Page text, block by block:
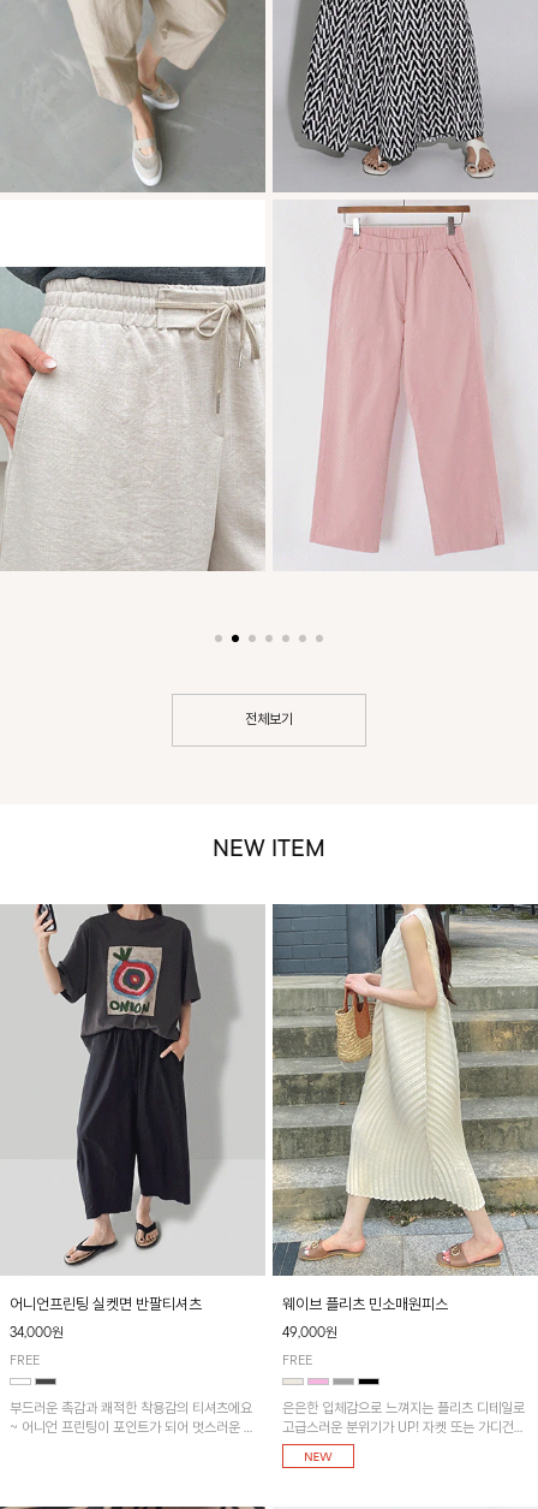
전체보기
NEW ITEM
어니언프린팅 실켓면 반팔티셔츠
34,000원
FREE
부드러운 촉감과 쾌적한 착용감의 티셔츠에요
~ 어니언 프린팅이 포인트가 되어 멋스러운 아
웨이브 플리츠 민소매원피스
49,000원
FREE
은은한 입체감으로 느껴지는 플리츠 디테일로
고급스러운 분위기가 UP! 자켓 또는 가디건과
같이 매치해도 잘 어울린답니다!